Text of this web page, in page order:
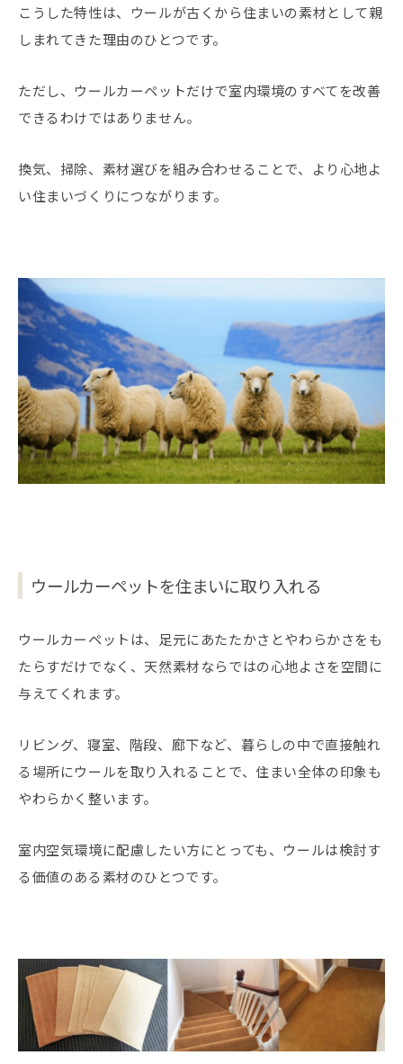
こうした特性は、ウールが古くから住まいの素材として親
しまれてきた理由のひとつです。
ただし、ウールカーペットだけで室内環境のすべてを改善
できるわけではありません。
換気、掃除、素材選びを組み合わせることで、より心地よ
い住まいづくりにつながります。
ウールカーペットを住まいに取り入れる
ウールカーペットは、足元にあたたかさとやわらかさをも
たらすだけでなく、天然素材ならではの心地よさを空間に
与えてくれます。
リビング、寝室、階段、廊下など、暮らしの中で直接触れ
る場所にウールを取り入れることで、住まい全体の印象も
やわらかく整います。
室内空気環境に配慮したい方にとっても、ウールは検討す
る価値のある素材のひとつです。